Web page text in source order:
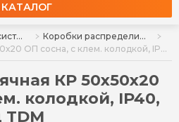
КАТАЛОГ
Кабеленесущие системы и аксессуары
Коробки распределительные
Коробка распаячная КР 50х50х20 ОП сосна, с клем. колодкой, IP40, инд. штрихкод TDM
КР 50х50х20
колодкой, IP40,